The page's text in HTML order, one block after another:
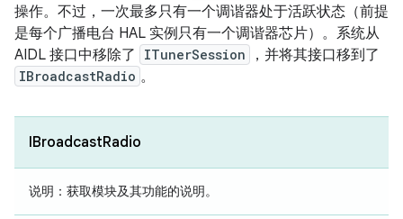
操作。不过，一次最多只有一个调谐器处于活跃状态（前提
是每个广播电台 HAL 实例只有一个调谐器芯片）。系统从
AIDL 接口中移除了
ITunerSession ，并将其接口移到了
IBroadcastRadio 。
IBroadcastRadio
说明： 获取模块及其功能的说明。